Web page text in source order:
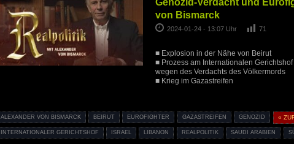
von Bismarck
2024-01-24 - 13:07 Uhr 71
■ Explosion in der Nähe von Beirut
■ Prozess am Internationalen
wegen des Verdachts des Völkermords
■ Krieg im Gazastreifen
ALEXANDER VON BISMARCK BEIRUT EUROFIGHTER GAZASTREIFEN GENOZID «
INTERNATIONALER GERICHTSHOF ISRAEL LIBANON REALPOLITIK SAUDI ARABIEN